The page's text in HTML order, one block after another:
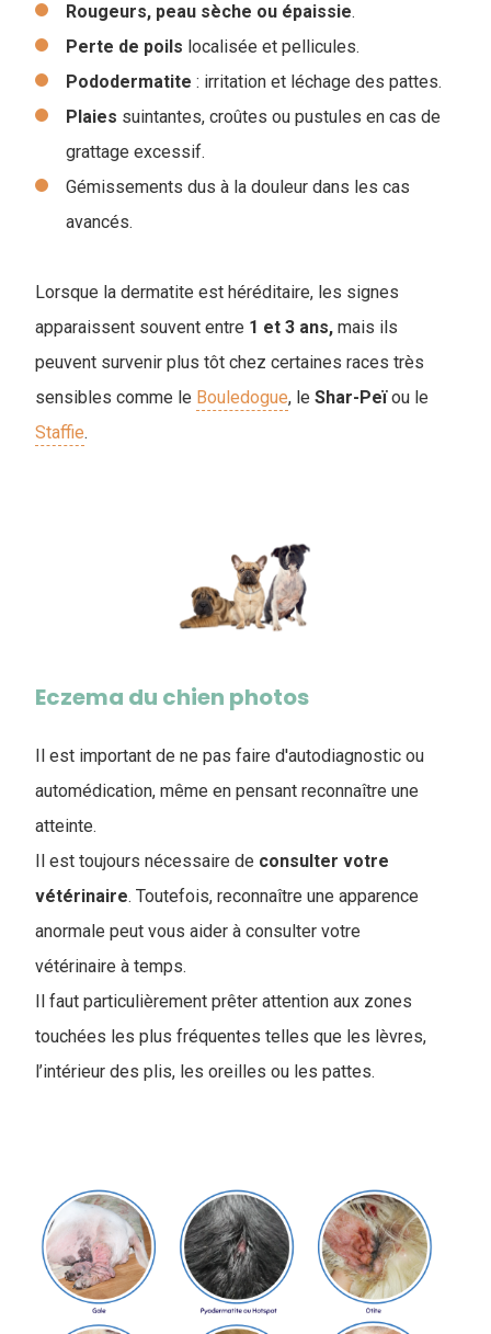
Rougeurs, peau sèche ou épaissie.
Perte de poils localisée et pellicules.
Pododermatite : irritation et léchage des pattes.
Plaies suintantes, croûtes ou pustules en cas de
grattage excessif.
Gémissements dus à la douleur dans les cas
avancés.
Lorsque la dermatite est héréditaire, les signes
apparaissent souvent entre 1 et 3 ans, mais ils
peuvent survenir plus tôt chez certaines races très
sensibles comme le Bouledogue, le Shar-Peïou le
Staffie.
Eczema du chien photos
Il est important de ne pas faire d'autodiagnostic ou
automédication, même en pensant reconnaître une
atteinte.
Il est toujours nécessaire de consulter votre
vétérinaire. Toutefois, reconnaître une apparence
anormale peut vous aider à consulter votre
vétérinaire à temps.
Il faut particulièrement prêter attention aux zones
touchées les plus fréquentes telles que les lèvres,
l’intérieur des plis, les oreilles ou les pattes.